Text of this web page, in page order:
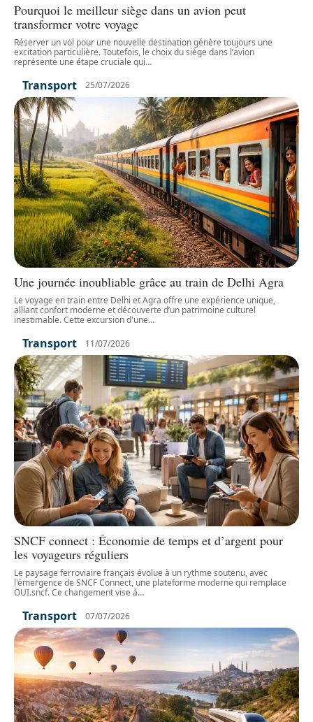
Pourquoi le meilleur siège dans un avion peut
transformer votre voyage
Réserver un vol pour une nouvelle destination génère toujours une
excitation particulière. Toutefois, le choix du siège dans l’avion
représente une étape cruciale qui…
Transport 25/07/2026
Une journée inoubliable grâce au train de Delhi Agra
Le voyage en train entre Delhi et Agra offre une expérience unique,
alliant confort moderne et découverte d’un patrimoine culturel
inestimable. Cette excursion d'une…
Transport 11/07/2026
SNCF connect : Économie de temps et d’argent pour
les voyageurs réguliers
Le paysage ferroviaire français évolue à un rythme soutenu, avec
l'émergence de SNCF Connect, une plateforme moderne qui remplace
OUI.sncf. Ce changement vise à…
Transport 07/07/2026